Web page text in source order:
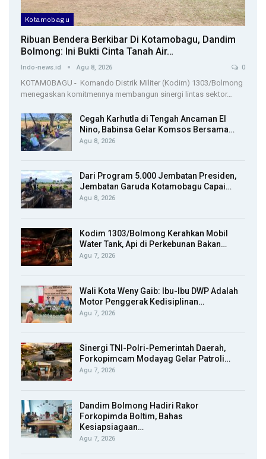
Kotamobagu
Ribuan Bendera Berkibar Di Kotamobagu, Dandim
Bolmong: Ini Bukti Cinta Tanah Air…
Indo-news.id Agu 8, 2026 0
KOTAMOBAGU - Komando Distrik Militer (Kodim) 1303/Bolmong
menegaskan komitmennya membangun sinergi lintas sektor…
Cegah Karhutla di Tengah Ancaman El
Nino, Babinsa Gelar Komsos Bersama…
Agu 8, 2026
Dari Program 5.000 Jembatan Presiden,
Jembatan Garuda Kotamobagu Capai…
Agu 8, 2026
Kodim 1303/Bolmong Kerahkan Mobil
Water Tank, Api di Perkebunan Bakan…
Agu 7, 2026
Wali Kota Weny Gaib: Ibu-Ibu DWP Adalah
Motor Penggerak Kedisiplinan…
Agu 7, 2026
Sinergi TNI-Polri-Pemerintah Daerah,
Forkopimcam Modayag Gelar Patroli…
Agu 7, 2026
Dandim Bolmong Hadiri Rakor
Forkopimda Boltim, Bahas
Kesiapsiagaan…
Agu 7, 2026